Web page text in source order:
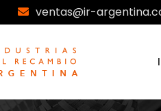
ventas@ir-